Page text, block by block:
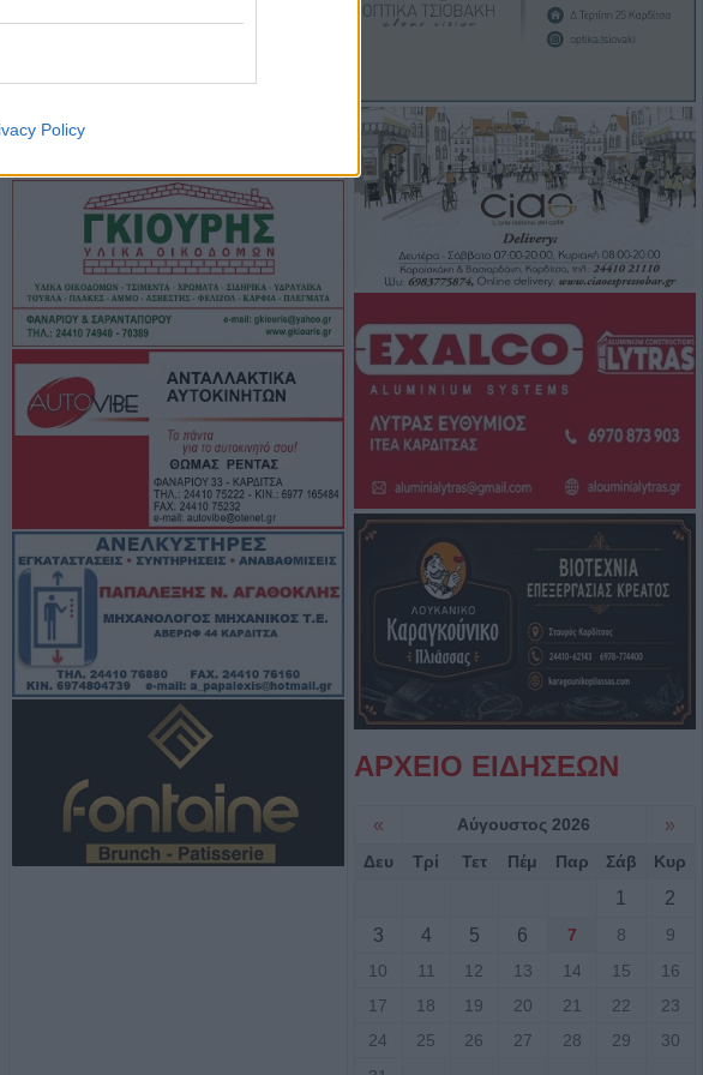
Policy
7 Αυγούστου 2026, 12:50
δημοσιονομικός χώρος -
εξοικονόμησης πόρων"
7 Αυγούστου 2026, 12:29
Μουσική βραδιά 80's και 90's στον
Άγιο Βησσάριο Σοφάδων
7 Αυγούστου 2026, 11:57
Συλλήψεις στην Καρδίτσα για
ρευματοκλοπή και παραβάσεις
του ΚΟΚ
7 Αυγούστου 2026, 11:48
Προφυλακίστηκαν τρεις
κατηγορούμενοι για την μεγάλη
πυρκαγιά στη Βοιωτία - Από
δίκτυο μεταφοράς ρεύματος από
αιολικό πάρκο η έναρξη της
πυρκαγιάς
7 Αυγούστου 2026, 11:42
Κράτησε Οκόρο και για τη νέα
σεζόν ο ΑΣΚ
7 Αυγούστου 2026, 11:35
Εργατικό Κέντρο Καρδίτσας:
"Κάτω τα χέρια από τον πρόεδρο
του Εργατικού Κέντρου Λάρισας"
7 Αυγούστου 2026, 11:20
Το Σάββατο 8 Αυγούστου η κηδεία
ΑΡΧΕΙΟ ΕΙΔΗΣΕΩΝ
« Αύγουστος 2026 »
Δευ Τρί Τετ Πέμ Παρ Σάβ Κυρ
1
2
3
4 5 6 7 8
9
10
11 12 13 14 15
16
17
18 19 20 21 22
23
24
25 26 27 28 29
30